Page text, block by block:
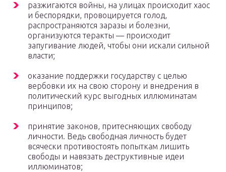
разжигаются войны, на улицах происходит хаос
и беспорядки, провоцируется голод,
распространяются заразы и болезни,
организуются теракты — происходит
запугивание людей, чтобы они искали сильной
власти;
оказание поддержки государству с целью
вербовки их на свою сторону и внедрения в
политический курс выгодных иллюминатам
принципов;
принятие законов, притесняющих свободу
личности. Ведь свободная личность будет
всячески противостоять попыткам лишить
свободы и навязать деструктивные идеи
иллюминатов;